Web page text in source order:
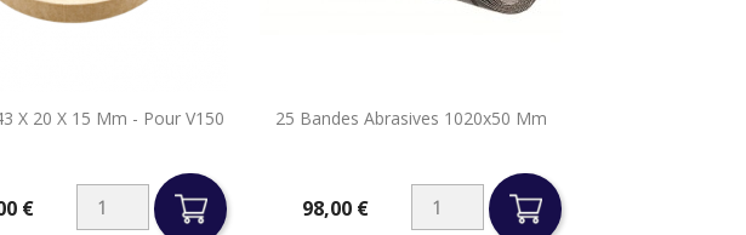
X 20 X 15 Mm - Pour V150
€
Aperçu rapide 25 Bandes Abrasives 1020x50 Mm
98,00 €
Aperçu rapide